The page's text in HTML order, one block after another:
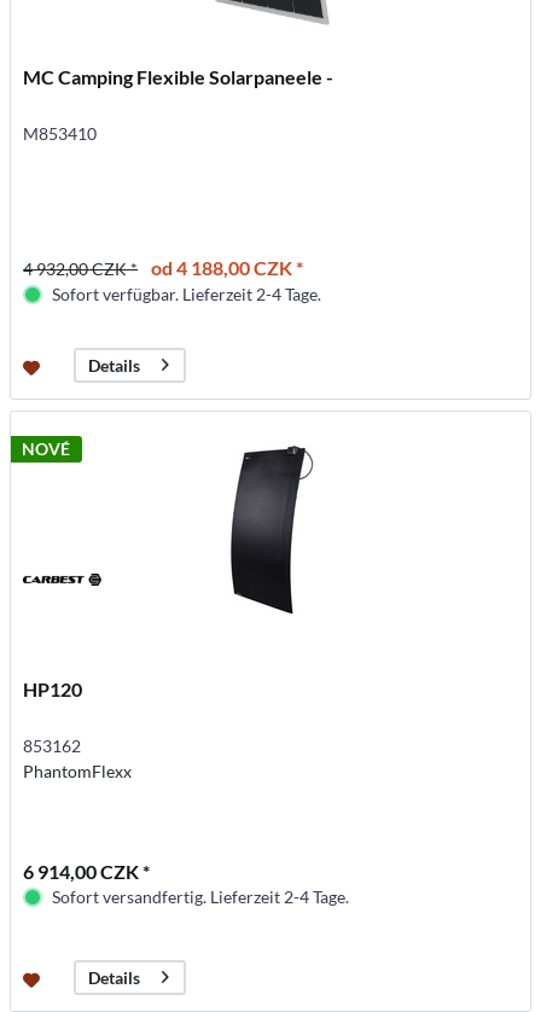
MC Camping Flexible Solarpaneele -
M853410
4 932,00 CZK * od 4 188,00 CZK *
Sofort verfügbar. Lieferzeit 2-4 Tage.
Details
NOVÉ
HP120
853162
PhantomFlexx
6 914,00 CZK *
Sofort versandfertig. Lieferzeit 2-4 Tage.
Details